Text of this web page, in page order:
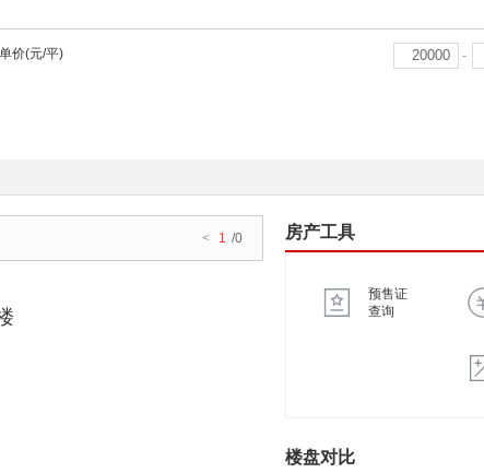
单价(元/平) -
< 1 /0 房产工具
预售证
查询
楼盘对比